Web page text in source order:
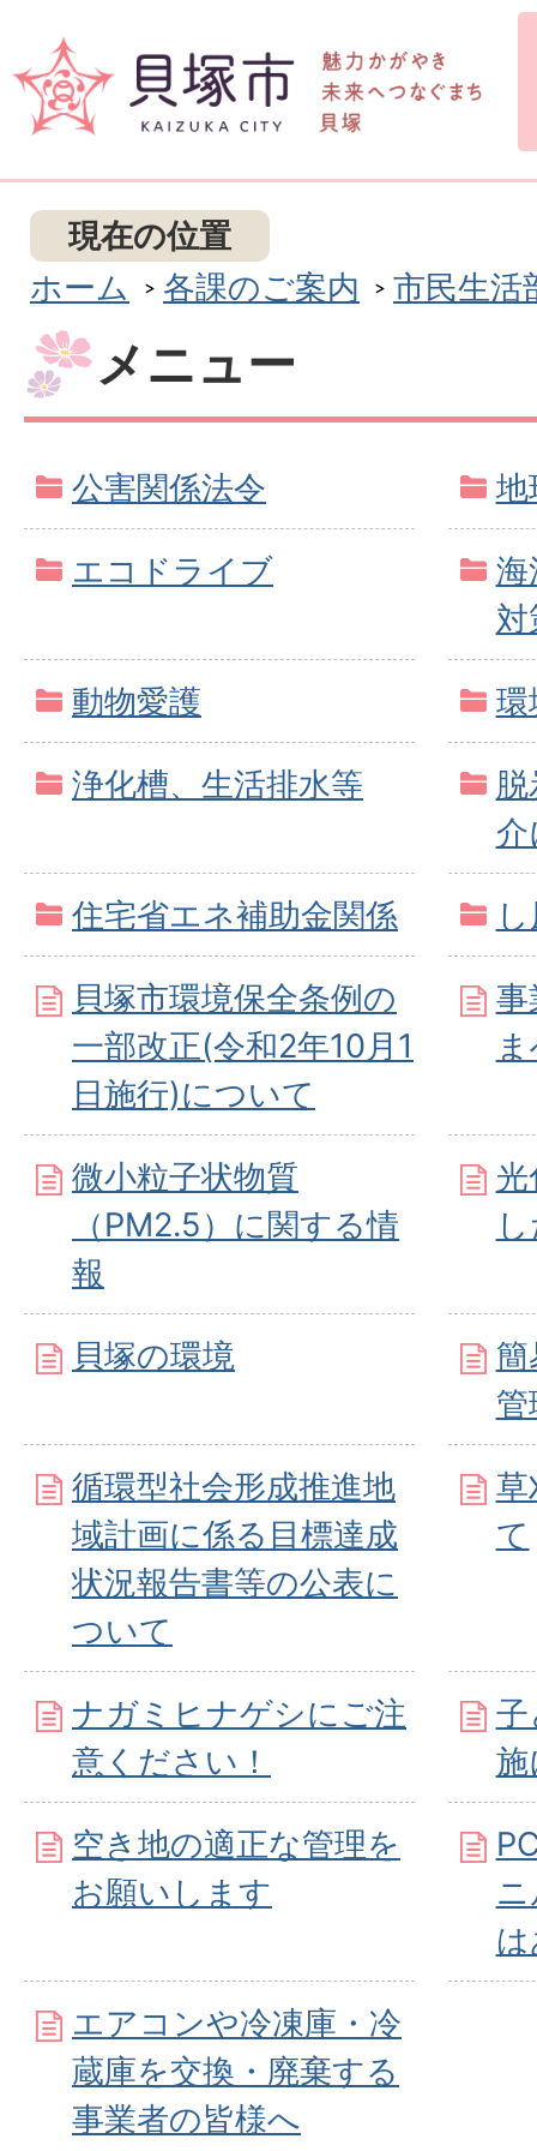
現在の位置
ホーム
各課のご案内 市民生活
メニュー
公害関係法令 地
エコドライブ
対
動物愛護 環
浄化槽、生活排水等
住宅省エネ補助金関係
貝塚市環境保全条例の
一部改正(令和2年10月1
日施行)について
事
微小粒子状物質
（PM2.5）に関する情
報
貝塚の環境
循環型社会形成推進地
域計画に係る目標達成
状況報告書等の公表に
ついて
草
て
ナガミヒナゲシにご注
意ください！
子
空き地の適正な管理を
お願いします
エアコンや冷凍庫・冷
蔵庫を交換・廃棄する
事業者の皆様へ